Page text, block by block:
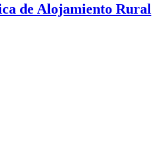
de Alojamiento Rural